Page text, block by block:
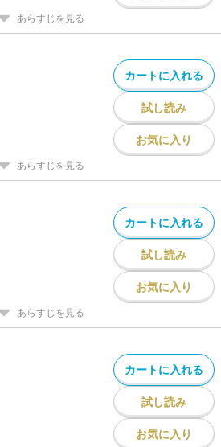
あらすじを見る
カートに入れる
試し読み
お気に入り
あらすじを見る
カートに入れる
試し読み
お気に入り
あらすじを見る
カートに入れる
試し読み
お気に入り